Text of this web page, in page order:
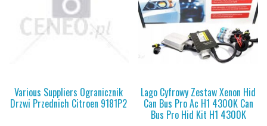
Various Suppliers Ogranicznik
Drzwi Przednich Citroen 9181P2
Lago Cyfrowy Zestaw Xenon Hid
Can Bus Pro Ac H1 4300K Can
Bus Pro Hid Kit H1 4300K